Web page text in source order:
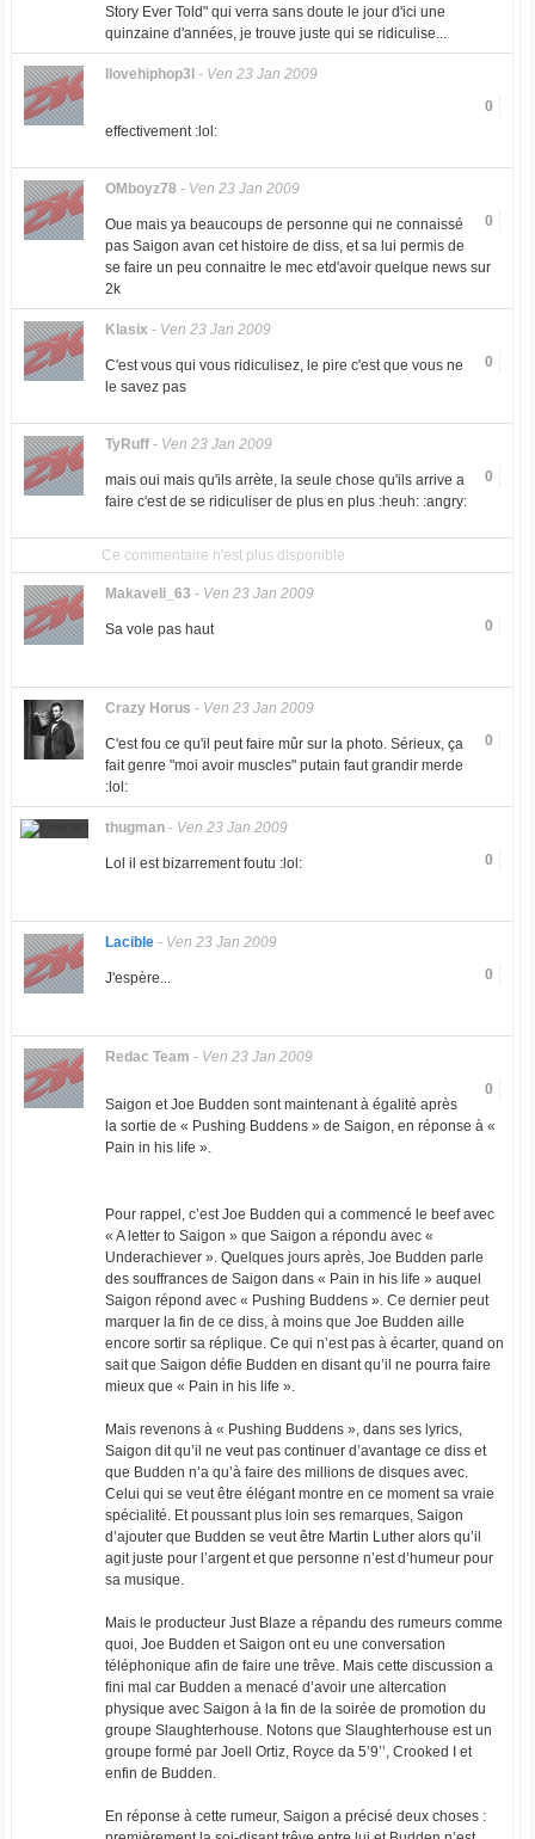
Story Ever Told" qui verra sans doute le jour d'ici une
quinzaine d'années, je trouve juste qui se ridiculise...
Ilovehiphop3l - Ven 23 Jan 2009
0
effectivement :lol:
OMboyz78 - Ven 23 Jan 2009
0
Oue mais ya beaucoups de personne qui ne connaissé
pas Saigon avan cet histoire de diss, et sa lui permis de
se faire un peu connaitre le mec etd'avoir quelque news sur
2k
Klasix - Ven 23 Jan 2009
0
C'est vous qui vous ridiculisez, le pire c'est que vous ne
le savez pas
TyRuff- Ven 23 Jan 2009
0
mais oui mais qu'ils arrète, la seule chose qu'ils arrive a
faire c'est de se ridiculiser de plus en plus :heuh: :angry:
Ce commentaire n'est plus disponible
Makaveli_63 - Ven 23 Jan 2009
0
Sa vole pas haut
Crazy Horus - Ven 23 Jan 2009
0
C'est fou ce qu'il peut faire mûr sur la photo. Sérieux, ça
fait genre "moi avoir muscles" putain faut grandir merde
:lol:
thugman- Ven 23 Jan 2009
0
Lol il est bizarrement foutu :lol:
Lacible- Ven 23 Jan 2009
0
J'espère...
Redac Team - Ven 23 Jan 2009
0
Saigon et Joe Budden sont maintenant à égalité après
la sortie de « Pushing Buddens » de Saigon, en réponse à «
Pain in his life ».
Pour rappel, c’est Joe Budden qui a commencé le beef avec
« A letter to Saigon » que Saigon a répondu avec «
Underachiever ». Quelques jours après, Joe Budden parle
des souffrances de Saigon dans « Pain in his life » auquel
Saigon répond avec « Pushing Buddens ». Ce dernier peut
marquer la fin de ce diss, à moins que Joe Budden aille
encore sortir sa réplique. Ce qui n’est pas à écarter, quand on
sait que Saigon défie Budden en disant qu’il ne pourra faire
mieux que « Pain in his life ».
Mais revenons à « Pushing Buddens », dans ses lyrics,
Saigon dit qu’il ne veut pas continuer d’avantage ce diss et
que Budden n’a qu’à faire des millions de disques avec.
Celui qui se veut être élégant montre en ce moment sa vraie
spécialité. Et poussant plus loin ses remarques, Saigon
d’ajouter que Budden se veut être Martin Luther alors qu’il
agit juste pour l’argent et que personne n’est d’humeur pour
sa musique.
Mais le producteur Just Blaze a répandu des rumeurs comme
quoi, Joe Budden et Saigon ont eu une conversation
téléphonique afin de faire une trêve. Mais cette discussion a
fini mal car Budden a menacé d’avoir une altercation
physique avec Saigon à la fin de la soirée de promotion du
groupe Slaughterhouse. Notons que Slaughterhouse est un
groupe formé par Joell Ortiz, Royce da 5’9’’, Crooked I et
enfin de Budden.
En réponse à cette rumeur, Saigon a précisé deux choses :